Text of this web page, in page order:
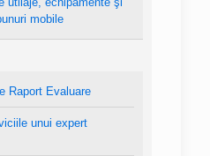
mobile
Raport Evaluare
unui expert